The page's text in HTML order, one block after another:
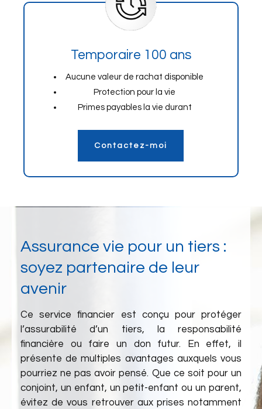
Temporaire 100 ans
Aucune valeur de rachat disponible
Protection pour la vie
Primes payables la vie durant
Contactez-moi
Assurance vie pour un tiers :
soyez partenaire de leur
avenir
Ce service financier est conçu pour protéger
l’assurabilité d’un tiers, la responsabilité
financière ou faire un don futur. En effet, il
présente de multiples avantages auxquels vous
pourriez ne pas avoir pensé. Que ce soit pour un
conjoint, un enfant, un petit-enfant ou un parent,
évitez de vous retrouver aux prises notamment